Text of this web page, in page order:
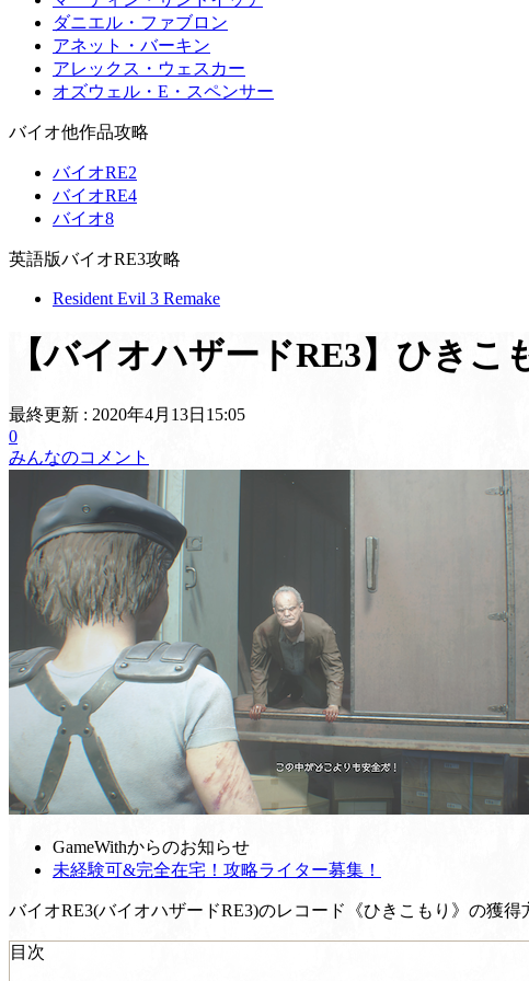
ダニエル・ファブロン
アネット・バーキン
アレックス・ウェスカー
オズウェル・E・スペンサー
バイオ他作品攻略
バイオRE2
バイオRE4
バイオ8
英語版バイオRE3攻略
Resident Evil 3 Remake
【バイオハザードRE3】ひき
最終更新 : 2020年4月13日15:05
0
みんなのコメント
GameWithからのお知らせ
未経験可&完全在宅！攻略ライター募集！
バイオRE3(バイオハザードRE3)のレコード《ひきこもり》の獲
目次